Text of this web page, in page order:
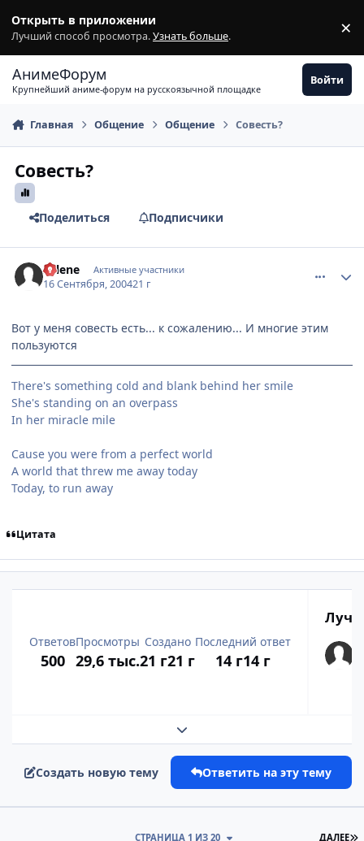
Открыть в приложении
Лучший способ просмотра.Узнать больше. ×
АнимеФорум
Крупнейший аниме-форум на русскоязычной площадке
Войти
Главная Общение Общение Совесть?
Совесть?
Поделиться Подписчики
Selene Активные участники
16 Сентября, 200421 г
Вот у меня совесть есть... к сожалению... И многие этим
пользуются
There's something cold and blank behind her smile
She's standing on an overpass
In her miracle mile
Cause you were from a perfect world
A world that threw me away today
Today, to run away
Цитата
Ответов
500
Просмотры
29,6 тыс.
Создано
21 г21 г
Последний ответ
14 г14 г
Развернуть обзор темы
Создать новую тему Ответить на эту тему
ДАЛЕЕ
СТРАНИЦА 1 ИЗ 20